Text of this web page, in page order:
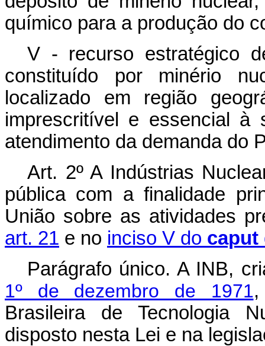
químico para a produção do
V - recurso estratégico
constituído por minério
localizado em região
imprescritível e essencial à
atendimento da demanda do
Art. 2º A Indústrias
pública com a finalidade
União sobre as atividades
art. 21 e no inciso V do caput
Parágrafo único. A INB,
1º de dezembro de 1971
Brasileira de Tecnologia
disposto nesta Lei e na